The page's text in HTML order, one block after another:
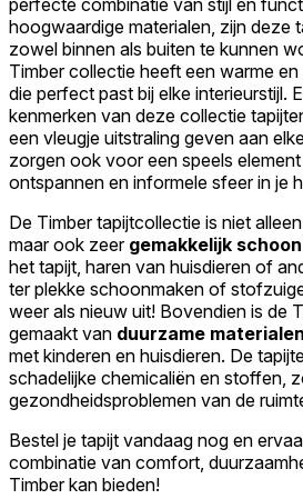
hoogwaardige materialen, zijn deze
zowel binnen als buiten te kunnen
Timber collectie heeft een warme
die perfect past bij elke interieurstijl.
kenmerken van deze collectie
een vleugje uitstraling geven aan
zorgen ook voor een speels
ontspannen en informele sfeer in je
De Timber tapijtcollectie is niet
maar ook zeer gemakkelijk
het tapijt, haren van huisdieren of
ter plekke schoonmaken of
weer als nieuw uit! Bovendien is de
gemaakt van duurzame materialen
met kinderen en huisdieren. De
schadelijke chemicaliën en stoffen,
gezondheidsproblemen van de
Bestel je tapijt vandaag nog en
combinatie van comfort,
Timber kan bieden!